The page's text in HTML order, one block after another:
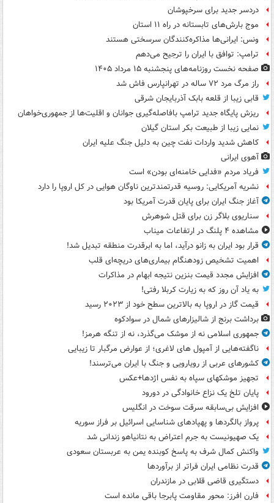
دردسر جدید برای سرخپوشان
موج بارش‌های تابستانه در راه ۱۱ استان
ونس: ایرانی‌ها مذاکره‌کنندگان سرسختی هستند
ترامپ: توافق با ایران را ترجیح می‌دهم
صفحه نخست روزنامه‌های پنجشنبه ۱۵ مرداد ۱۴۰۵
راز مرگ مرد ۷۲ ساله در تهرانپارس فاش شد
قابی زیبا از قلعه بابک آذربایجان شرقی
ریزش پایگاه جدید ترامپ بافاصله‌گیری جوانان و اقلیت‌ها از جمهوری‌خواهان
نمایی زیبا از طبیعت بکر استان گیلان
کاهش شدید واردات نفت چین به دلیل جنگ علیه ایران
آهوی ایرانی
فریاد مردم «فدایی خامنه‌ای بودن» است
نشریه آمریکایی: روسیه قدرتمندترین ناوگان هوایی در کل اروپا را دارد
آغاز جنگ ایران برای پایان قدرت آمریکا بود
سناریوی بلاگر زن برای قتل شوهرش
مشاهده ۴ پلنگ در ارتفاعات میناب
قرار بود ایران به زانو درآید، اما به ابرقدرت منطقه تبدیل شد!
اهمیت تشخیص زودهنگام بیماری‌های دریچه‌ای قلب
افزایش مجدد قیمت بنزین نتیجه ابهام در مذاکرات
به یاد آن روز که به زیارت کربلا رفتی!
قیمت گاز در اروپا به بالاترین سطح خود از ۲۰۲۳ رسید
برداشت برنج از شالیزارهای شمال در سوادکوه
جمهوری اسلامی نه از موشک می‌گذرد، نه از تنگه هرمز!
ناگفته‌هایی از آمپول های لاغری؛ از عوارض مرگبار تا زیبایی
کشورهای عربی از رویارویی و جنگ با ایران می‌ترسند!
تجهیز موشکهای سپاه به نفس اژدها+عکس
پایان تلخ یک نزاع خانوادگی در دورود
افزایش بی‌سابقه سرقت سوخت در انگلیس
پرواز بالگردها و پهپادهای شناسایی اسرائیل بر فراز سوریه
یک صهیونیست به جرم اعتراض به نتانیاهو زندانی شد
واکنش کمال شرف به پاسخ کوبنده یمن به عربستان سعودی
قدرت نظامی ایران فراتر از برآوردها
دستگیری قاضی قلابی در مازندران
فارن افرز: محور مقاومت پابرجا باقی مانده است